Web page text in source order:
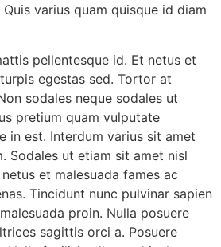
varius quam quisque id diam
pellentesque id. Et netus et
egestas sed. Tortor at
sodales neque sodales ut
pretium quam vulputate
in est. Interdum varius sit amet
Sodales ut etiam sit amet nisl
et malesuada fames ac
Tincidunt nunc pulvinar sapien
proin. Nulla posuere
sagittis orci a. Posuere